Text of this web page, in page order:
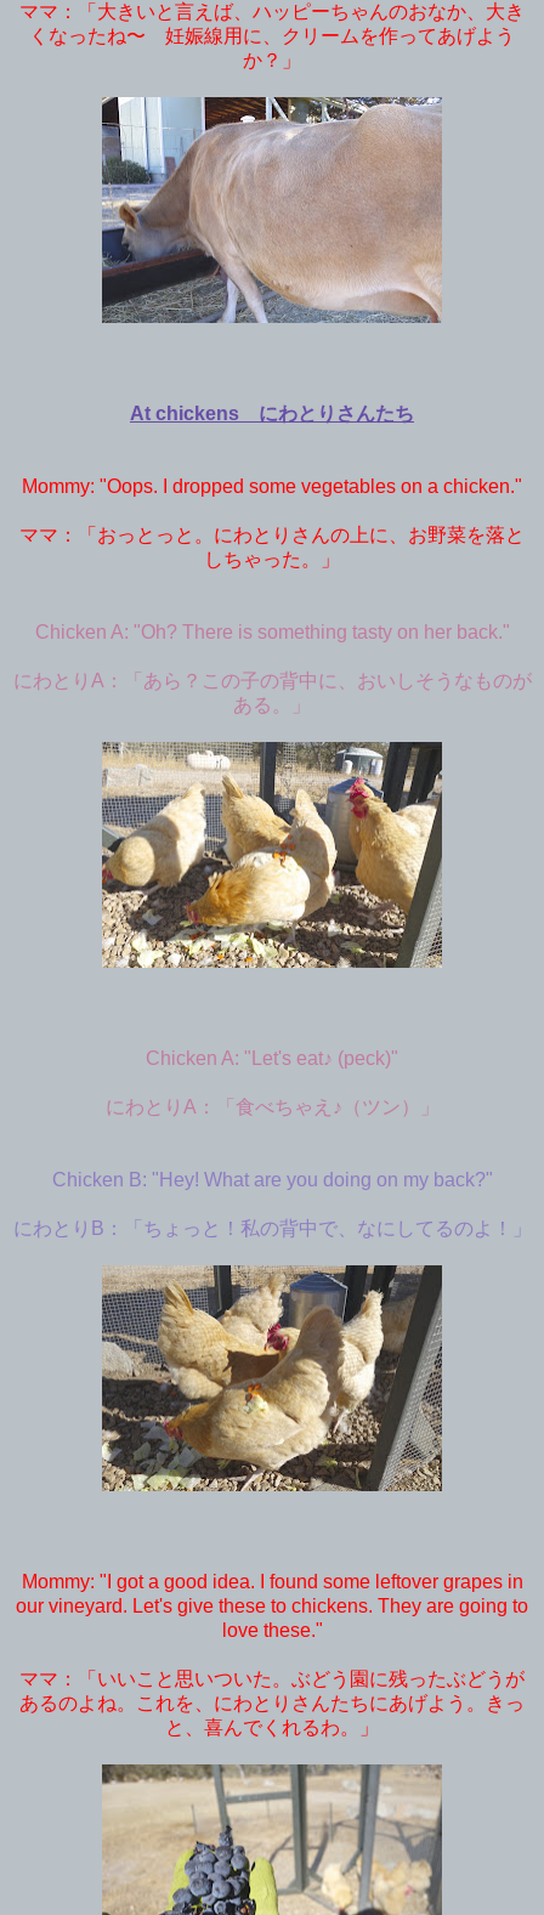
ママ：「大きいと言えば、ハッピーちゃんのおなか、大き
くなったね〜 妊娠線用に、クリームを作ってあげよう
か？」
At chickens にわとりさんたち
Mommy: "Oops. I dropped some vegetables on a chicken."
ママ：「おっとっと。にわとりさんの上に、お野菜を落と
しちゃった。」
Chicken A: "Oh? There is something tasty on her back."
にわとりA：「あら？この子の背中に、おいしそうなものが
ある。」
Chicken A: "Let's eat♪ (peck)"
にわとりA：「食べちゃえ♪（ツン）」
Chicken B: "Hey! What are you doing on my back?"
にわとりB：「ちょっと！私の背中で、なにしてるのよ！」
Mommy: "I got a good idea. I found some leftover grapes in
our vineyard. Let's give these to chickens. They are going to
love these."
ママ：「いいこと思いついた。ぶどう園に残ったぶどうが
あるのよね。これを、にわとりさんたちにあげよう。きっ
と、喜んでくれるわ。」